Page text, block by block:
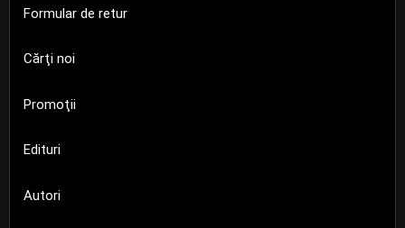
Formular de retur
Cărţi noi
Promoţii
Edituri
Autori